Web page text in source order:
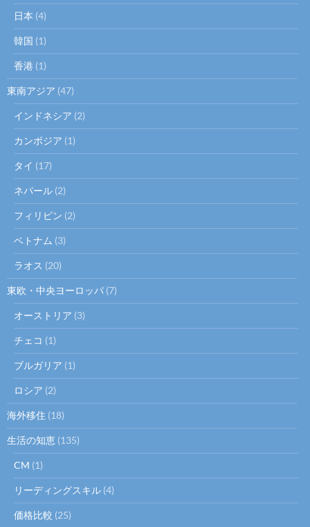
日本 (4)
韓国 (1)
香港 (1)
東南アジア (47)
インドネシア (2)
カンボジア (1)
タイ (17)
ネパール (2)
フィリピン (2)
ベトナム (3)
ラオス (20)
東欧・中央ヨーロッパ (7)
オーストリア (3)
チェコ (1)
ブルガリア (1)
ロシア (2)
海外移住 (18)
生活の知恵 (135)
CM (1)
リーディングスキル (4)
価格比較 (25)